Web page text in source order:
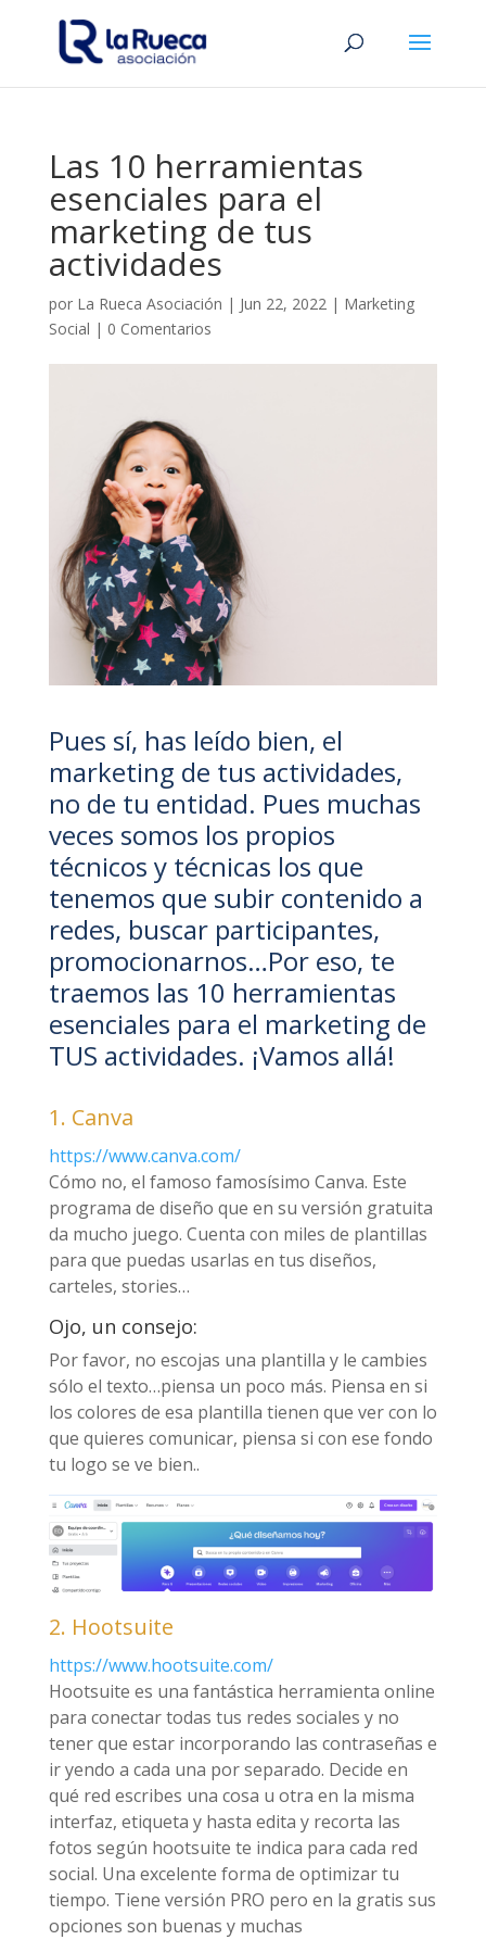
Las 10 herramientas
esenciales para el
marketing de tus
actividades
por La Rueca Asociación | Jun 22, 2022| Marketing
Social | 0 Comentarios
Pues sí, has leído bien, el
marketing de tus actividades,
no de tu entidad. Pues muchas
veces somos los propios
técnicos y técnicas los que
tenemos que subir contenido a
redes, buscar participantes,
promocionarnos…Por eso, te
traemos las 10 herramientas
esenciales para el marketing de
TUS actividades. ¡Vamos allá!
1. Canva
https://www.canva.com/
Cómo no, el famoso famosísimo Canva. Este
programa de diseño que en su versión gratuita
da mucho juego. Cuenta con miles de plantillas
para que puedas usarlas en tus diseños,
carteles, stories…
Ojo, un consejo:
Por favor, no escojas una plantilla y le cambies
sólo el texto…piensa un poco más. Piensa en si
los colores de esa plantilla tienen que ver con lo
que quieres comunicar, piensa si con ese fondo
tu logo se ve bien..
2. Hootsuite
https://www.hootsuite.com/
Hootsuite es una fantástica herramienta online
para conectar todas tus redes sociales y no
tener que estar incorporando las contraseñas e
ir yendo a cada una por separado. Decide en
qué red escribes una cosa u otra en la misma
interfaz, etiqueta y hasta edita y recorta las
fotos según hootsuite te indica para cada red
social. Una excelente forma de optimizar tu
tiempo. Tiene versión PRO pero en la gratis sus
opciones son buenas y muchas